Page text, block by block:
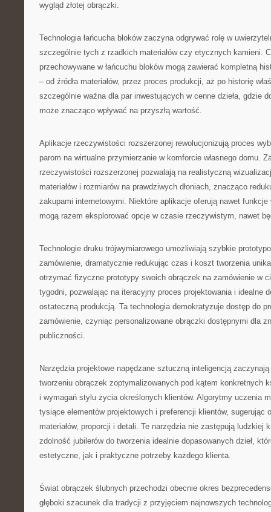
wygląd złotej obrączki.
Technologia łańcucha bloków zaczyna odgrywać rolę w
szczególnie tych z rzadkich materiałów czy etycznych kamieni.
przechowywane w łańcuchu bloków mogą zawierać kompletną
– od źródła materiałów, przez proces produkcji, aż po historię
szczególnie ważna dla par inwestujących w cenne dzieła, gdzie
może znacząco wpływać na przyszłą wartość.
Aplikacje rzeczywistości rozszerzonej rewolucjonizują proces
parom na wirtualne przymierzanie w komforcie własnego domu.
rzeczywistości rozszerzonej pozwalają na realistyczną
materiałów i rozmiarów na prawdziwych dłoniach, znacząco
zakupami internetowymi. Niektóre aplikacje oferują nawet funkcje
mogą razem eksplorować opcje w czasie rzeczywistym, nawet
Technologie druku trójwymiarowego umożliwiają szybkie
zamówienie, dramatycznie redukując czas i koszt tworzenia
otrzymać fizyczne prototypy swoich obrączek na zamówienie w
tygodni, pozwalając na iteracyjny proces projektowania i idealne
ostateczną produkcją. Ta technologia demokratyzuje dostęp do
zamówienie, czyniąc personalizowane obrączki dostępnymi dla
publiczności.
Narzędzia projektowe napędzane sztuczną inteligencją
tworzeniu obrączek zoptymalizowanych pod kątem konkretnych
i wymagań stylu życia określonych klientów. Algorytmy uczenia
tysiące elementów projektowych i preferencji klientów, sugerując
materiałów, proporcji i detali. Te narzędzia nie zastępują ludzkiej
zdolność jubilerów do tworzenia idealnie dopasowanych dzieł,
estetyczne, jak i praktyczne potrzeby każdego klienta.
Świat obrączek ślubnych przechodzi obecnie okres
głęboki szacunek dla tradycji z przyjęciem najnowszych